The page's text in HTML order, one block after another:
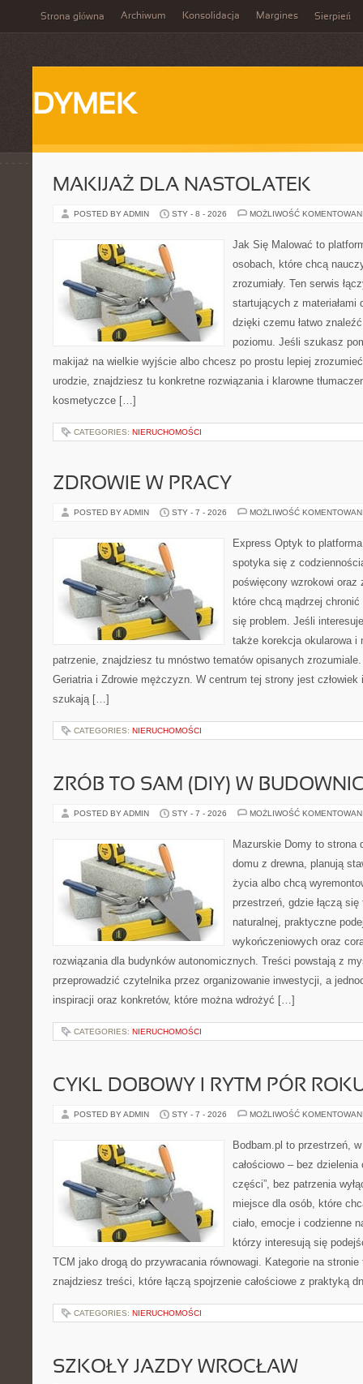
Strona główna Archiwum Konsolidacja Margines Sierpień
DYMEK
MAKIJAŻ DLA NASTOLATEK
POSTED BY ADMIN STY - 8 - 2026 MOŻLIWOŚĆ
Jak Się Malować to
osobach, które chcą
zrozumiały. Ten serwis
startujących z materiałami
dzięki czemu łatwo
poziomu. Jeśli szukasz
makijaż na wielkie wyjście albo chcesz po prostu lepiej
urodzie, znajdziesz tu konkretne rozwiązania i klarowne
kosmetyczce […]
CATEGORIES: NIERUCHOMOŚCI
ZDROWIE W PRACY
POSTED BY ADMIN STY - 7 - 2026 MOŻLIWOŚĆ
Express Optyk to
spotyka się z
poświęcony wzrokowi oraz
które chcą mądrzej
się problem. Jeśli
także korekcja okularowa i
patrzenie, znajdziesz tu mnóstwo tematów opisanych
Geriatria i Zdrowie mężczyzn. W centrum tej strony jest człowiek
szukają […]
CATEGORIES: NIERUCHOMOŚCI
ZRÓB TO SAM (DIY) W
POSTED BY ADMIN STY - 7 - 2026 MOŻLIWOŚĆ
Mazurskie Domy to strona
domu z drewna, planują
życia albo chcą
przestrzeń, gdzie łączą
naturalnej, praktyczne
wykończeniowych oraz
rozwiązania dla budynków autonomicznych. Treści powstają z
przeprowadzić czytelnika przez organizowanie inwestycji, a
inspiracji oraz konkretów, które można wdrożyć […]
CATEGORIES: NIERUCHOMOŚCI
CYKL DOBOWY I RYTM PÓR
POSTED BY ADMIN STY - 7 - 2026 MOŻLIWOŚĆ
Bodbam.pl to przestrzeń,
całościowo – bez dzielenia
części”, bez patrzenia
miejsce dla osób, które
ciało, emocje i codzienne
którzy interesują się
TCM jako drogą do przywracania równowagi. Kategorie na stronie
znajdziesz treści, które łączą spojrzenie całościowe z praktyką
CATEGORIES: NIERUCHOMOŚCI
SZKOŁY JAZDY WROCŁAW